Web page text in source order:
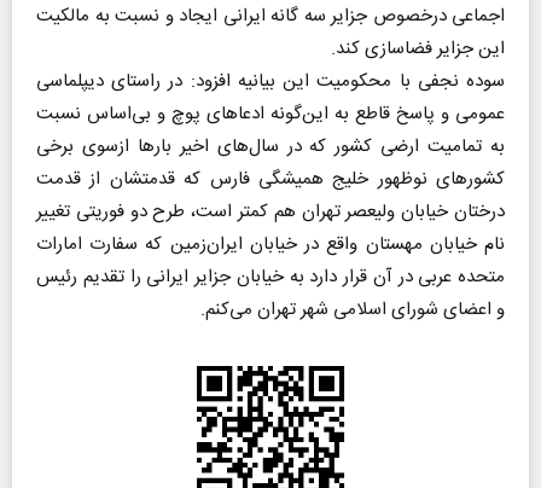
اجماعی درخصوص جزایر سه گانه ایرانی ایجاد و نسبت به مالکیت
این جزایر فضاسازی کند.
سوده نجفی با محکومیت این بیانیه افزود: در راستای دیپلماسی
عمومی و پاسخ قاطع به این‌گونه ادعاهای پوچ و بی‌اساس نسبت
به تمامیت ارضی کشور که در سال‌های اخیر بارها ازسوی برخی
کشورهای نوظهور خلیج همیشگی فارس که قدمتشان از قدمت
درختان خیابان ولیعصر تهران هم کمتر است، طرح دو فوریتی تغییر
نام خیابان مهستان واقع در خیابان ایران‌زمین که سفارت امارات
متحده عربی در آن قرار دارد به خیابان جزایر ایرانی را تقدیم رئیس
و اعضای شورای اسلامی شهر تهران می‌کنم.